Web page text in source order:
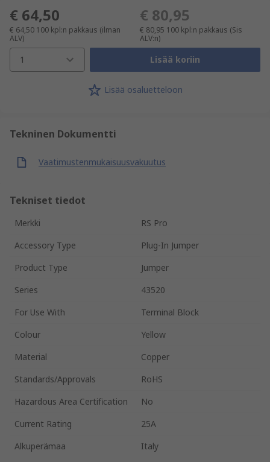
€ 64,50
€ 64,50 100 kpl:n pakkaus (ilman
ALV)
€ 80,95
€ 80,95 100 kpl:n pakkaus (Sis
ALV:n)
1 Lisää koriin
Lisää osaluetteloon
Tekninen Dokumentti
Vaatimustenmukaisuusvakuutus
Tekniset tiedot
Merkki
RS Pro
Accessory Type
Plug-In Jumper
Product Type
Jumper
Series
43520
For Use With
Terminal Block
Colour
Yellow
Material
Copper
Standards/Approvals
RoHS
Hazardous Area Certification
No
Current Rating
25A
Alkuperämaa
Italy